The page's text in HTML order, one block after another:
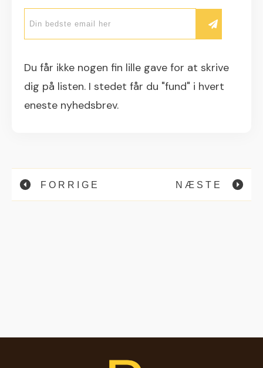
Du får ikke nogen fin lille gave for at skrive
dig på listen. I stedet får du "fund" i hvert
eneste nyhedsbrev.
FORRIGE NÆSTE